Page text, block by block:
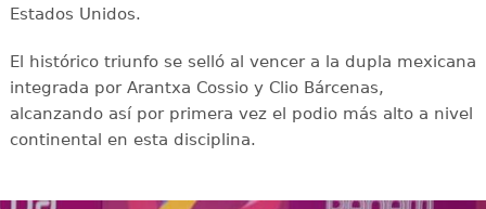
Estados Unidos.
El histórico triunfo se selló al vencer a la dupla mexicana
integrada por Arantxa Cossio y Clio Bárcenas,
alcanzando así por primera vez el podio más alto a nivel
continental en esta disciplina.